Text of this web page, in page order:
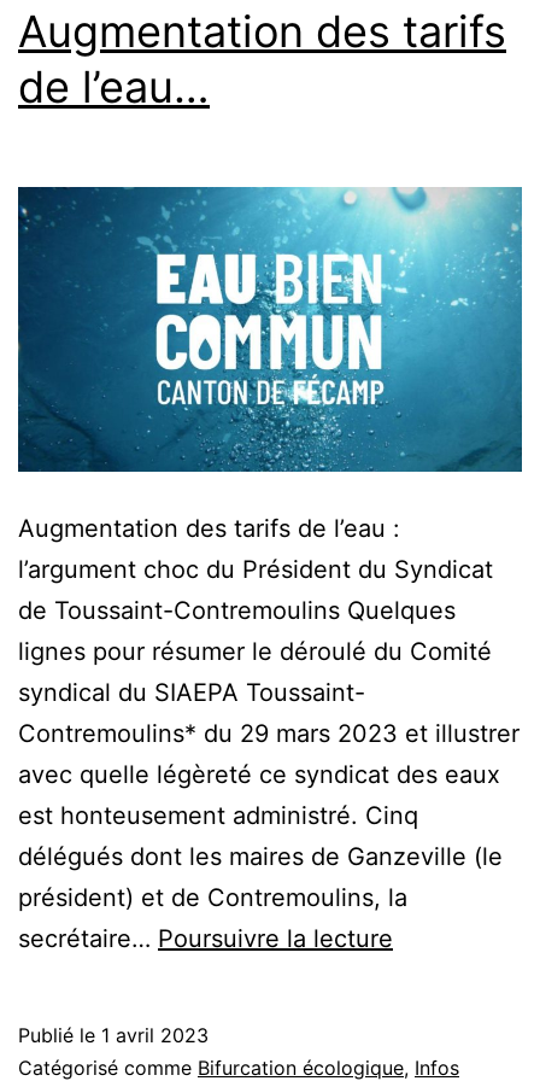
Augmentation des tarifs
de l’eau…
Augmentation des tarifs de l’eau :
l’argument choc du Président du Syndicat
de Toussaint-Contremoulins Quelques
lignes pour résumer le déroulé du Comité
syndical du SIAEPA Toussaint-
Contremoulins* du 29 mars 2023 et illustrer
avec quelle légèreté ce syndicat des eaux
est honteusement administré. Cinq
délégués dont les maires de Ganzeville (le
président) et de Contremoulins, la
secrétaire… Poursuivre la lecture
de
Publié le 1 avril 2023
Catégorisé comme Bifurcation écologique, Infos